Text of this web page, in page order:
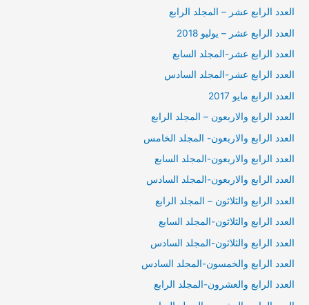
العدد الرابع عشر – المجلد الرابع
العدد الرابع عشر – يوليو 2018
العدد الرابع عشر-المجلد السابع
العدد الرابع عشر-المجلد السادس
العدد الرابع مايو 2017
العدد الرابع والاربعون – المجلد الرابع
العدد الرابع والاربعون- المجلد الخامس
العدد الرابع والاربعون-المجلد السابع
العدد الرابع والاربعون-المجلد السادس
العدد الرابع والثلاثون – المجلد الرابع
العدد الرابع والثلاثون-المجلد السابع
العدد الرابع والثلاثون-المجلد السادس
العدد الرابع والخمسون-المجلد السادس
العدد الرابع والعشرون-المجلد الرابع